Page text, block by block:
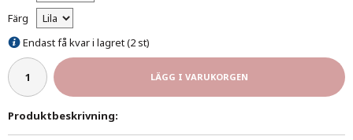
Färg
Endast få kvar i lagret (2 st)
LÄGG I VARUKORGEN
Produktbeskrivning: